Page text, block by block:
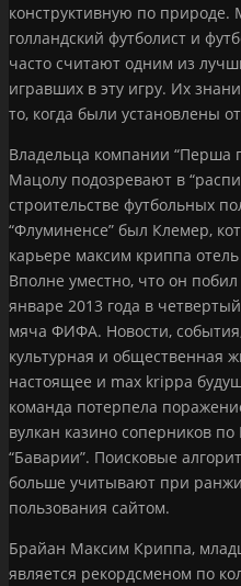
конструктивную по
голландский футболист и
часто считают одним из
игравших в эту игру. Их
то, когда были установлены
Владельца компании “Перша
Мацолу подозревают в
строительстве футбольных
“Флуминенсе” был Клемер,
карьере максим криппа
Вполне уместно, что он
январе 2013 года в
мяча ФИФА. Новости,
культурная и общественная
настоящее и max krippa
команда потерпела
вулкан казино соперников
“Баварии”. Поисковые
больше учитывают при
пользования сайтом.
Брайан Максим Криппа,
является рекордсменом по